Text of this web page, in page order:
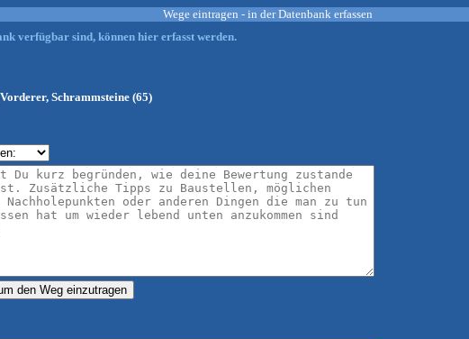
Wege eintragen - in der Datenbank erfassen
verfügbar sind, können hier erfasst werden.
Schrammsteine (65)